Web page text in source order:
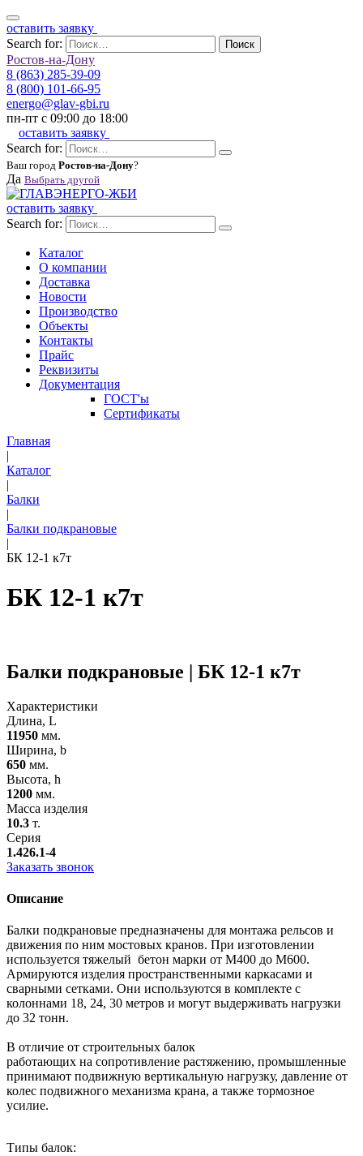
оставить заявку
Search for:
Поиск
Ростов-на-Дону
8 (863) 285-39-09
8 (800) 101-66-95
energo@glav-gbi.ru
пн-пт с 09:00 до 18:00
оставить заявку
Search for:
Ваш город Ростов-на-Дону?
Да Выбрать другой
оставить заявку
Search for:
Каталог
О компании
Доставка
Новости
Производство
Объекты
Контакты
Прайс
Реквизиты
Документация
ГОСТ'ы
Сертификаты
Главная
|
Каталог
|
Балки
|
Балки подкрановые
|
БК 12-1 к7т
БК 12-1 к7т
Балки подкрановые | БК 12-1 к7т
Характеристики
Длина, L
11950 мм.
Ширина, b
650 мм.
Высота, h
1200 мм.
Масса изделия
10.3 т.
Серия
1.426.1-4
Заказать звонок
Описание
Балки подкрановые предназначены для монтажа рельсов и
движения по ним мостовых кранов. При изготовлении
используется тяжелый бетон марки от М400 до М600.
Армируются изделия пространственными каркасами и
сварными сетками. Они используются в комплекте с
колоннами 18, 24, 30 метров и могут выдерживать нагрузки
до 32 тонн.
В отличие от строительных балок
работающих на сопротивление растяжению, промышленные
принимают подвижную вертикальную нагрузку, давление от
колес подвижного механизма крана, а также тормозное
усилие.
Типы балок: